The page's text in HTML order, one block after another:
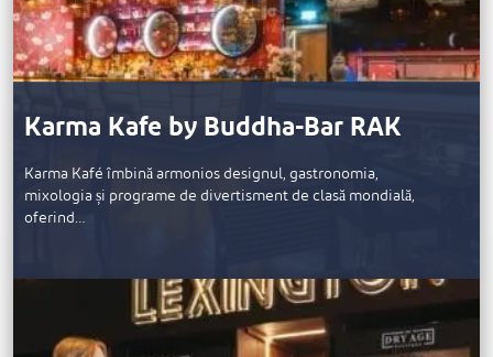
Karma Kafe by Buddha-Bar RAK
Karma Kafé îmbină armonios designul, gastronomia,
mixologia și programe de divertisment de clasă mondială,
oferind…